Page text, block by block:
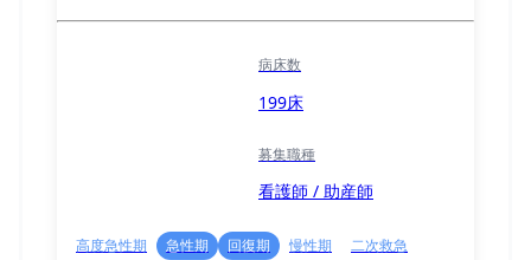
病床数
199床
募集職種
看護師 / 助産師
高度急性期 急性期 回復期 慢性期
二次救急